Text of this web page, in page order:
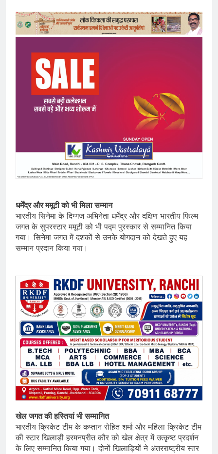
धर्मेंद्र और ममूटी को भी मिला सम्मान
भारतीय सिनेमा के दिग्गज अभिनेता धर्मेंद्र और दक्षिण भारतीय फिल्म
जगत के सुपरस्टार ममूटी को भी पद्म पुरस्कार से सम्मानित किया
गया। सिनेमा जगत में दशकों से उनके योगदान को देखते हुए यह
सम्मान प्रदान किया गया।
खेल जगत की हस्तियां भी सम्मानित
भारतीय क्रिकेट टीम के कप्तान रोहित शर्मा और महिला क्रिकेट टीम
की स्टार खिलाड़ी हरमनप्रीत कौर को खेल क्षेत्र में उत्कृष्ट प्रदर्शन
के लिए सम्मानित किया गया। दोनों खिलाड़ियों ने अंतरराष्ट्रीय स्तर